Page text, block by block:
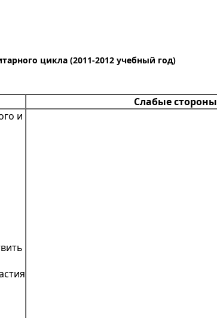
цикла (2011-2012 учебный год)
Слабые стороны
и